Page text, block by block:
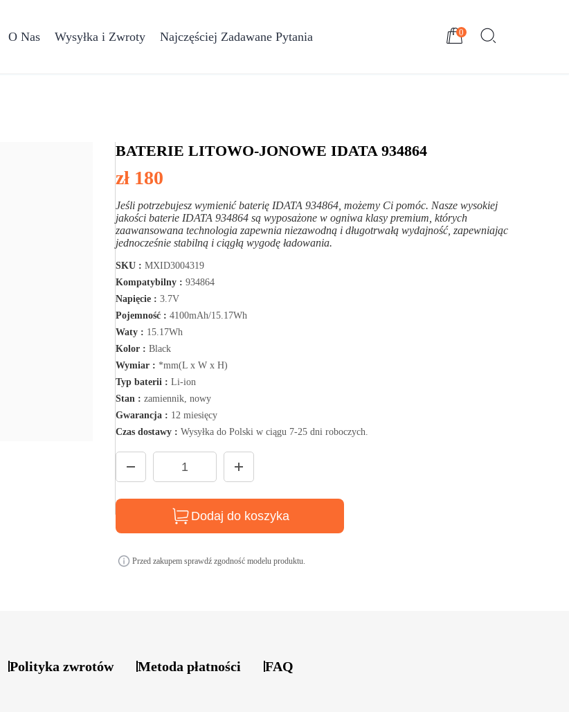
O Nas Wysyłka i Zwroty Najczęściej Zadawane Pytania 0
BATERIE LITOWO-JONOWE IDATA 934864
zł 180
Jeśli potrzebujesz wymienić baterię IDATA 934864, możemy Ci pomóc. Nasze wysokiej
jakości baterie IDATA 934864 są wyposażone w ogniwa klasy premium, których
zaawansowana technologia zapewnia niezawodną i długotrwałą wydajność, zapewniając
jednocześnie stabilną i ciągłą wygodę ładowania.
SKU : MXID3004319
Kompatybilny : 934864
Napięcie : 3.7V
Pojemność : 4100mAh/15.17Wh
Waty : 15.17Wh
Kolor : Black
Wymiar : *mm(L x W x H)
Typ baterii : Li-ion
Stan : zamiennik, nowy
Gwarancja : 12 miesięcy
Czas dostawy : Wysyłka do Polski w ciągu 7-25 dni roboczych.
Dodaj do koszyka
Przed zakupem sprawdź zgodność modelu produktu.
Polityka zwrotów Metoda płatności FAQ